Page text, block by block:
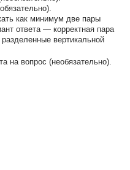
как минимум две пары
ответа — корректная пара
вертикальной
на вопрос (необязательно).